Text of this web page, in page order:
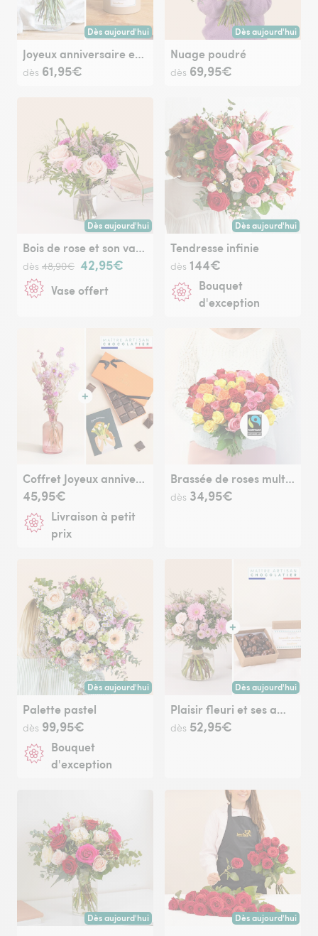
Dès aujourd'hui
Livraison dès aujourd'hui (pour toute commande passée
Joyeux anniversaire et sa bougie parfumée
dès 61,95€
Dès aujourd'hui
Livraison dès
Nuage poudré
dès 69,95€
Dès aujourd'hui
Livraison dès aujourd'hui (pour toute commande passée
Bois de rose et son vase offert
dès 48,90€ 42,95€
Vase offert
Dès aujourd'hui
Livraison dès
Tendresse infinie
dès 144€
Bouquet
d'exception
Coffret Joyeux anniversaire
45,95€
Livraison à petit
prix
Brassée de roses multicolores Max Havelaar
dès 34,95€
Dès aujourd'hui
Livraison dès aujourd'hui (pour toute commande passée
Palette pastel
dès 99,95€
Bouquet
d'exception
Dès aujourd'hui
Livraison dès
Plaisir fleuri et ses amandes au chocolat
dès 52,95€
Dès aujourd'hui
Livraison dès aujourd'hui (pour toute commande passée
Dès aujourd'hui
Livraison dès